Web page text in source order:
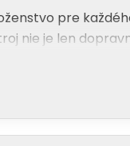
pre
nie je len